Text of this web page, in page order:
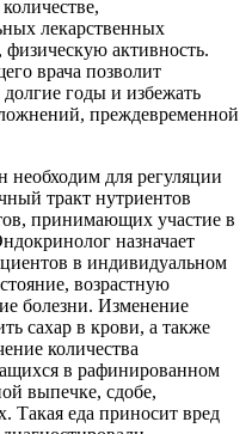
лекарственных
активность.
врача позволит
годы и избежать
преждевременной
для регуляции
тракт нутриентов
принимающих участие в
назначает
в индивидуальном
возрастную
болезни. Изменение
сахар в крови, а также
количества
в рафинированном
выпечке, сдобе,
Такая еда приносит вред